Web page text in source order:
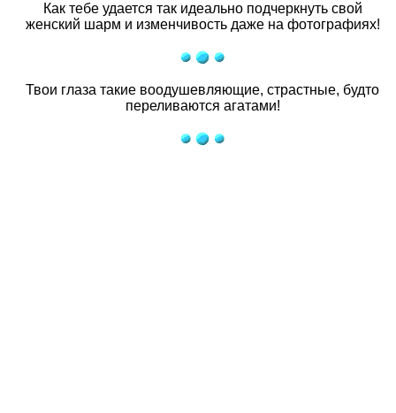
Как тебе удается так идеально подчеркнуть свой
женский шарм и изменчивость даже на фотографиях!
Твои глаза такие воодушевляющие, страстные, будто
переливаются агатами!